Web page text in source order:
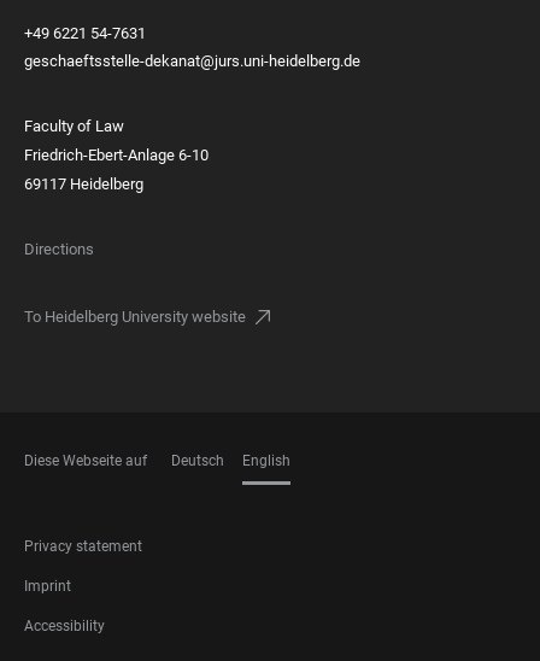
+49 6221 54-7631
geschaeftsstelle-dekanat@jurs.uni-heidelberg.de
Faculty of Law
Friedrich-Ebert-Anlage 6-10
69117 Heidelberg
Directions
To Heidelberg University website
Diese Webseite auf Deutsch English
FOOTER
LEGAL
Privacy statement
Imprint
Accessibility